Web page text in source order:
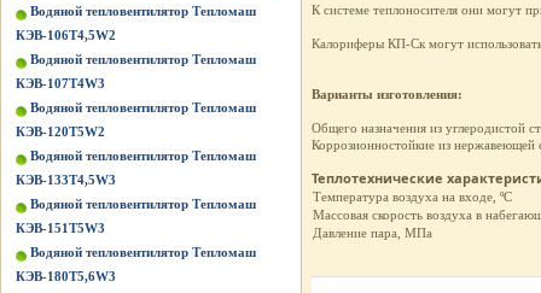
Водяной тепловентилятор Тепломаш
КЭВ-106Т4,5W2
Водяной тепловентилятор Тепломаш
КЭВ-107Т4W3
Водяной тепловентилятор Тепломаш
КЭВ-120Т5W2
Водяной тепловентилятор Тепломаш
КЭВ-133Т4,5W3
Водяной тепловентилятор Тепломаш
КЭВ-151Т5W3
Водяной тепловентилятор Тепломаш
КЭВ-180Т5,6W3
К системе теплоносителя они могут
Калориферы КП-Ск могут
Варианты изготовления:
Общего назначения из углеродистой
Коррозионностойкие из нержавеющей
Теплотехнические
Температура воздуха на входе, ºC
Массовая скорость воздуха в
Давление пара, МПа